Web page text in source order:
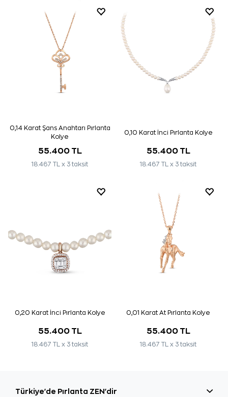
0,14 Karat Şans Anahtarı Pırlanta
Kolye
55.400 TL
18.467 TL x 3 taksit
0,10 Karat İnci Pırlanta Kolye
55.400 TL
18.467 TL x 3 taksit
0,20 Karat İnci Pırlanta Kolye
55.400 TL
18.467 TL x 3 taksit
0,01 Karat At Pırlanta Kolye
55.400 TL
18.467 TL x 3 taksit
Türkiye'de Pırlanta ZEN'dir